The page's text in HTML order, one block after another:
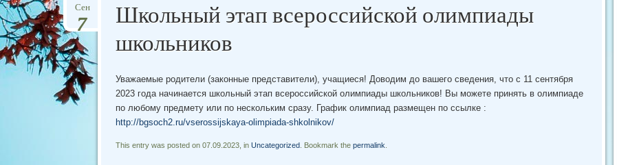
Школьный этап всероссийской олимпиады
школьников
Сен
7
Уважаемые родители (законные представители), учащиеся! Доводим до вашего сведения, что с 11 сентября
2023 года начинается школьный этап всероссийской олимпиады школьников! Вы можете принять в олимпиаде
по любому предмету или по нескольким сразу. График олимпиад размещен по ссылке :
http://bgsoch2.ru/vserossijskaya-olimpiada-shkolnikov/
This entry was posted on 07.09.2023, in Uncategorized. Bookmark the permalink